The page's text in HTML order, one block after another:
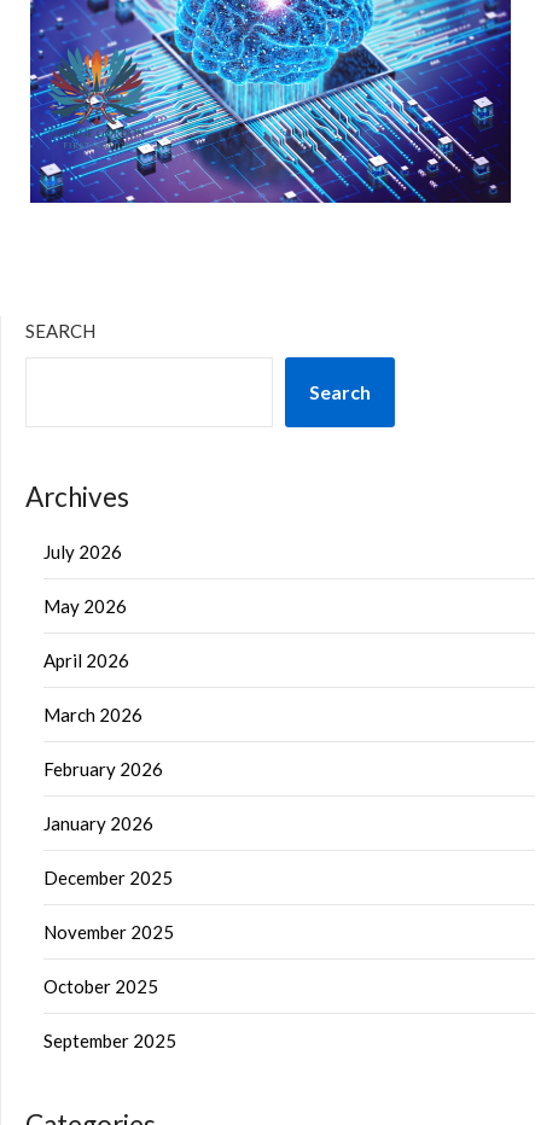
SEARCH
Search
Archives
July 2026
May 2026
April 2026
March 2026
February 2026
January 2026
December 2025
November 2025
October 2025
September 2025